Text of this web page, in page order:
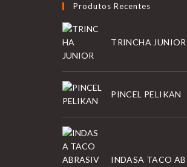
Produtos Recentes
TRINCHA JUNIOR
PINCEL PELIKAN
INDASA TACO